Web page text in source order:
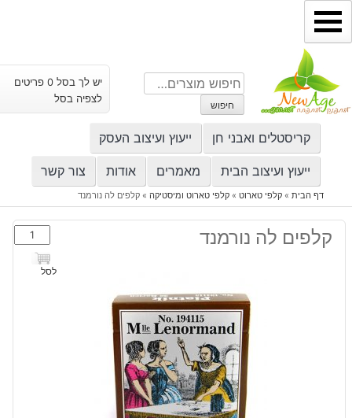
דילוג
לתוכן
חיפוש
עבור:
חיפוש
יש לך בסל 0 פריטים
לצפיה בסל
קריסטלים ואבני חן ייעוץ ועיצוב העסק
ייעוץ ועיצוב הבית מאמרים אודות צור קשר
דף הבית» קלפי טארוט» קלפי טארוט ומיסטיקה» קלפים לה נורמנד
קלפים לה נורמנד
כמות
של
קלפים
לסל